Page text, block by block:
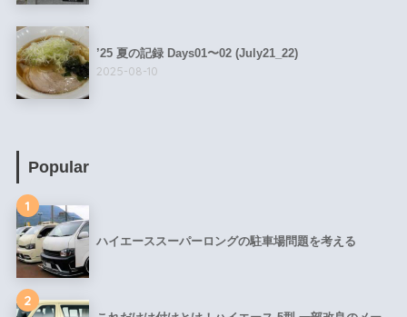
’25 夏の記録 Days01〜02 (July21_22)
2025-08-10
Popular
1
ハイエーススーパーロングの駐車場問題を考える
2